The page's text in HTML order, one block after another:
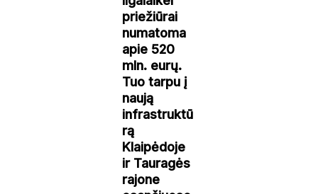
priežiūrai
numatoma
apie 520
mln. eurų.
Tuo tarpu į
naują
infrastruktū
rą
Klaipėdoje
ir Tauragės
rajone